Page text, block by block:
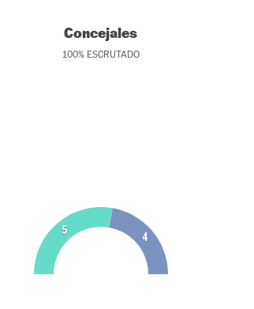
Concejales
100% ESCRUTADO
5
4